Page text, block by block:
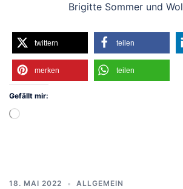
Brigitte Sommer und
twittern teilen
merken teilen
Gefällt mir:
Wird
18. MAI 2022 ALLGEMEIN